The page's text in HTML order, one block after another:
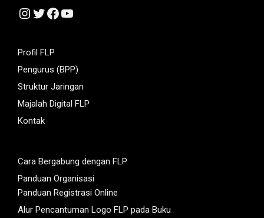
Instagram
Twitter
Facebook
YouTube
Profil FLP
Pengurus (BPP)
Struktur Jaringan
Majalah Digital FLP
Kontak
Cara Bergabung dengan FLP
Panduan Organisasi
Panduan Registrasi Online
Alur Pencantuman Logo FLP pada Buku